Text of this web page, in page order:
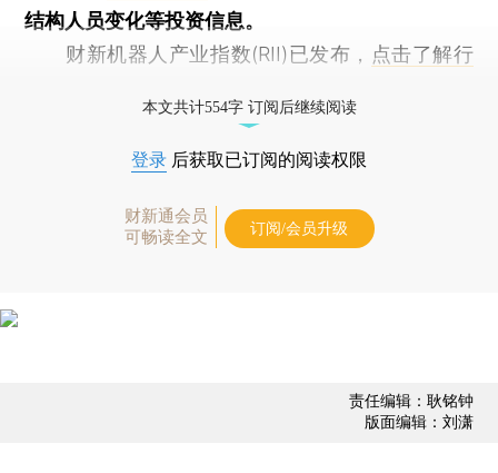
结构人员变化等投资信息。
财新机器人产业指数(RII)已发布， 点击了解行
本文共计554字 订阅后继续阅读
登录 后获取已订阅的阅读权限
财新通会员
可畅读全文
订阅/会员升级
责任编辑：耿铭钟
版面编辑：刘潇